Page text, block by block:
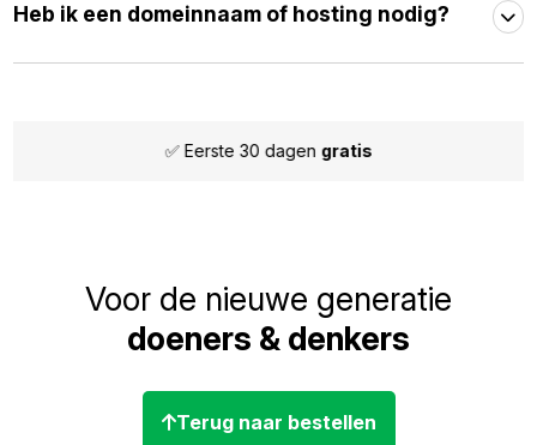
Heb ik een domeinnaam of hosting nodig?
✅ Eerste 30 dagen gratis
Voor de nieuwe generatie
doeners & denkers
Terug naar bestellen